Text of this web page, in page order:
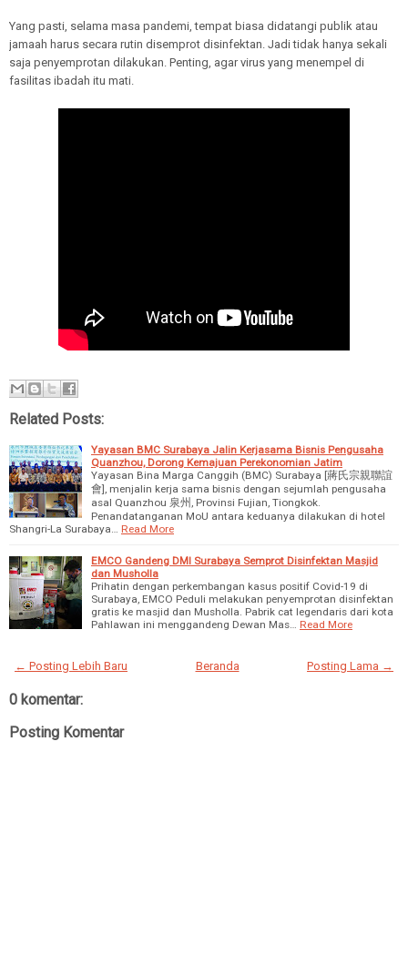
Yang pasti, selama masa pandemi, tempat biasa didatangi publik atau
jamaah harus secara rutin disemprot disinfektan. Jadi tidak hanya sekali
saja penyemprotan dilakukan. Penting, agar virus yang menempel di
fasilitas ibadah itu mati.
Related Posts:
Yayasan BMC Surabaya Jalin Kerjasama Bisnis Pengusaha
Quanzhou, Dorong Kemajuan Perekonomian Jatim
Yayasan Bina Marga Canggih (BMC) Surabaya [蔣氏宗親聯誼
會], menjalin kerja sama bisnis dengan sejumlah pengusaha
asal Quanzhou 泉州, Provinsi Fujian, Tiongkok.
Penandatanganan MoU antara keduanya dilakukan di hotel
Shangri-La Surabaya… Read More
EMCO Gandeng DMI Surabaya Semprot Disinfektan Masjid
dan Musholla
Prihatin dengan perkembangan kasus positif Covid-19 di
Surabaya, EMCO Peduli melakukan penyemprotan disinfektan
gratis ke masjid dan Musholla. Pabrik cat legendaris dari kota
Pahlawan ini menggandeng Dewan Mas… Read More
← Posting Lebih Baru Posting Lama →
Beranda
0 komentar:
Posting Komentar